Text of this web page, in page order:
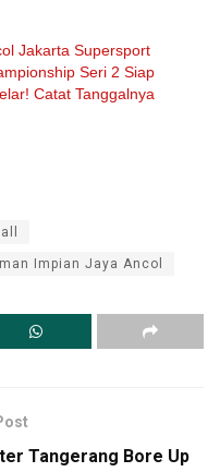
Jakarta Supersport
Seri 2 Siap
Catat Tanggalnya
Impian Jaya Ancol
Tangerang Bore Up